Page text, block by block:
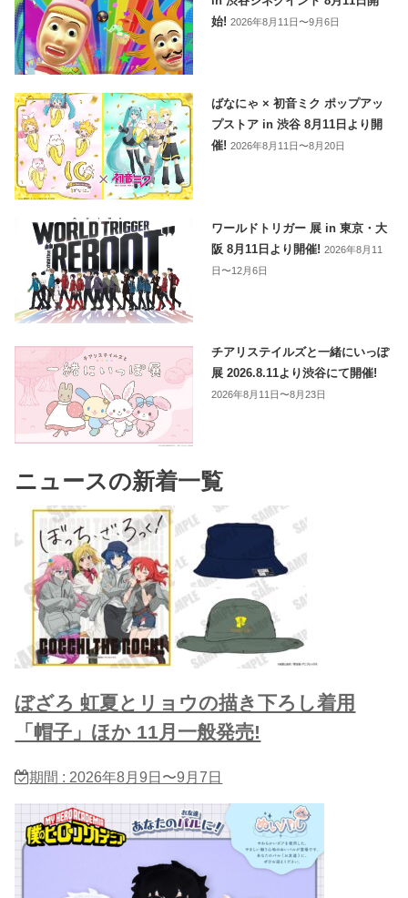
始!2026年8月11日〜9月6日
ばなにゃ × 初音ミク ポップアッ
プストア in 渋谷 8月11日より開
催!2026年8月11日〜8月20日
ワールドトリガー 展 in 東京・大
阪 8月11日より開催!2026年8月11
日〜12月6日
チアリステイルズと一緒にいっぽ
展 2026.8.11より渋谷にて開催!
2026年8月11日〜8月23日
ニュースの新着一覧
ぼざろ 虹夏とリョウの描き下ろし着用
「帽子」ほか 11月一般発売!
期間 : 2026年8月9日〜9月7日